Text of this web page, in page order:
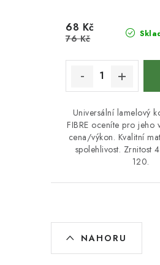
68 Kč
76 Kč
Universální lamelový
FIBRE oceníte pro jeho
cena/výkon. Kvalitní
spolehlivost. Zrnitost
120.
O
v
NAHORU